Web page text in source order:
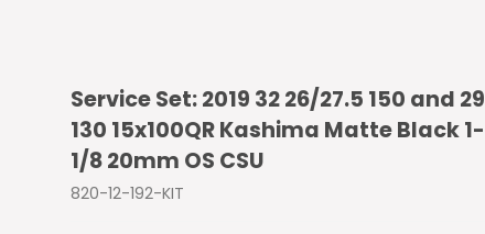
Service Set: 2019 32 26/27.5 150 and 29
130 15x100QR Kashima Matte Black 1-
1/8 20mm OS CSU
820-12-192-KIT